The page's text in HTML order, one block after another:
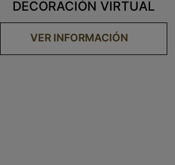
DECORACIÓN VIRTUAL
VER INFORMACIÓN